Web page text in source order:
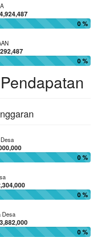
0 %
0 %
0 %
0 %
Desa
0 %